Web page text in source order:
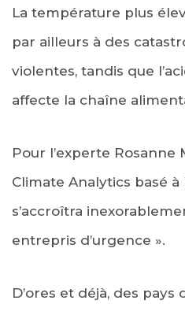
La température plus
par ailleurs à des
violentes, tandis que
affecte la chaîne
Pour l’experte Rosanne
Climate Analytics basé
s’accroîtra
entrepris d’urgence ».
D’ores et déjà, des pays